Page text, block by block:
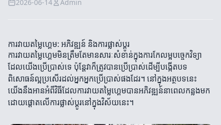
2026-06-14 Admin
ការវាយតម្លៃហ្គេម: អភិវឌ្ឍន៍ និងការផ្លាស់ប្តូរ
ការវាយតម្លៃហ្គេមមិនត្រឹមតែមានសារៈសំខាន់ក្នុងការកែលម្អបច្ចេកវិទ្យា
ដែលយើងប្រើប្រាស់ទេ ប៉ុន្តែវាក៏ត្រូវបានប្រើប្រាស់ដើម្បីបង្កើតបទ
ពិសោធន៍ល្អប្រសើរដល់អ្នកអ្នកប្រើប្រាស់ផងដែរ។ នៅក្នុងអត្ថបទនេះ
យើងនឹងអានអំពីវិធីដែលការវាយតម្លៃហ្គេមបានអភិវឌ្ឍន៍នាពេលកន្លងមក
ដោយផ្តោតលើការផ្លាស់ប្តូរនៅក្នុងវិស័យនេះ។